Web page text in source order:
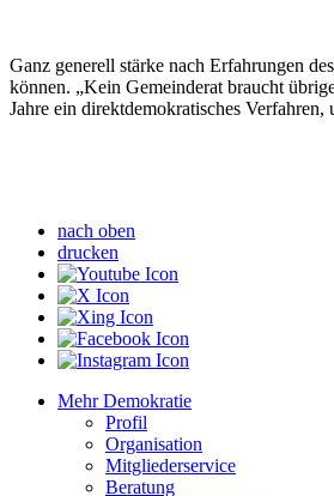
Ganz generell stärke nach Erfahrungen
können. „Kein Gemeinderat braucht
Jahre ein direktdemokratisches
nach oben
drucken
Mehr Demokratie
Profil
Organisation
Mitgliederservice
Beratung